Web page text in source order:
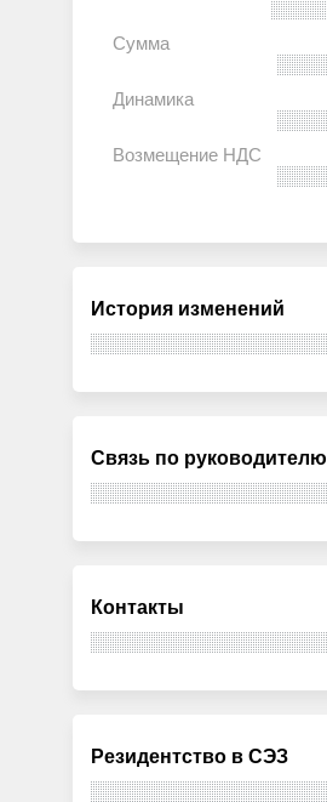
История изменений
Связь по руководителю
Контакты
Резидентство в СЭЗ